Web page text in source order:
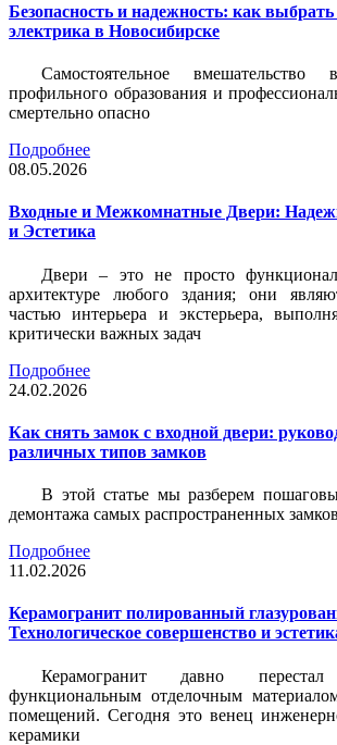
Безопасность и надежность: как
электрика в Новосибирске
Самостоятельное
профильного образования и
смертельно опасно
Подробнее
08.05.2026
Входные и Межкомнатные Двери:
и Эстетика
Двери – это не просто
архитектуре любого здания; они
частью интерьера и экстерьера,
критически важных задач
Подробнее
24.02.2026
Как снять замок с входной двери:
различных типов замков
В этой статье мы разберем
демонтажа самых распространенных
Подробнее
11.02.2026
Керамогранит полированный
Технологическое совершенство и
Керамогранит давно
функциональным отделочным
помещений. Сегодня это венец
керамики